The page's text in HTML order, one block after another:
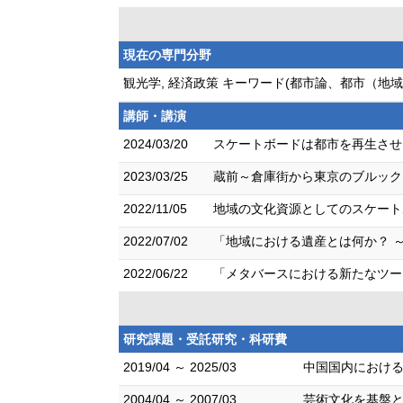
現在の専門分野
観光学, 経済政策 キーワード(都市論、都市（地
講師・講演
2024/03/20
スケートボードは都市を再生さ
2023/03/25 蔵前～倉庫街から東京のブルッ
2022/11/05 地域の文化資源としてのスケー
2022/07/02 「地域における遺産とは何か？
2022/06/22 「メタバースにおける新たなツ
研究課題・受託研究・科研費
2019/04 ～ 2025/03
中国国内におけ
2004/04 ～ 2007/03 芸術文化を基盤